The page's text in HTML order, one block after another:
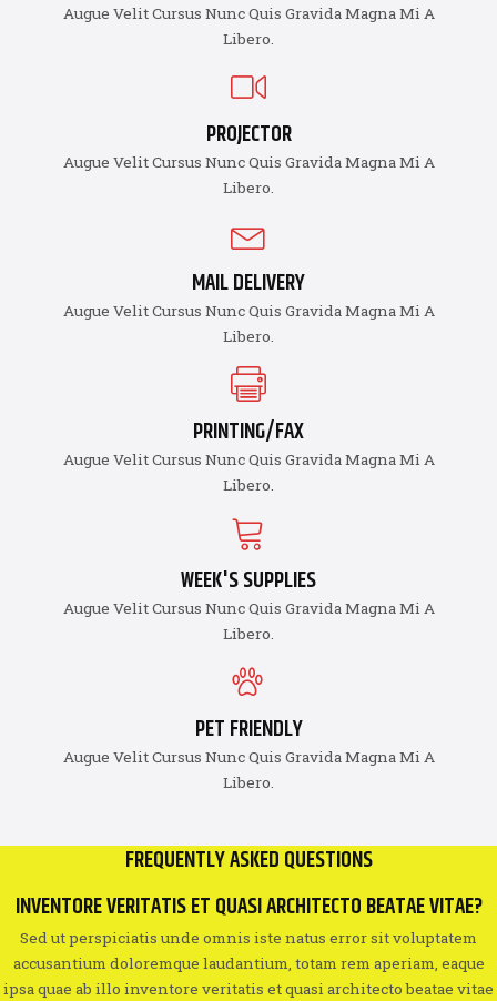
Augue Velit Cursus Nunc Quis Gravida Magna Mi A
Libero.
PROJECTOR
Augue Velit Cursus Nunc Quis Gravida Magna Mi A
Libero.
MAIL DELIVERY
Augue Velit Cursus Nunc Quis Gravida Magna Mi A
Libero.
PRINTING/FAX
Augue Velit Cursus Nunc Quis Gravida Magna Mi A
Libero.
WEEK'S SUPPLIES
Augue Velit Cursus Nunc Quis Gravida Magna Mi A
Libero.
PET FRIENDLY
Augue Velit Cursus Nunc Quis Gravida Magna Mi A
Libero.
FREQUENTLY ASKED QUESTIONS
INVENTORE VERITATIS ET QUASI ARCHITECTO BEATAE VITAE?
Sed ut perspiciatis unde omnis iste natus error sit voluptatem
accusantium doloremque laudantium, totam rem aperiam, eaque
ipsa quae ab illo inventore veritatis et quasi architecto beatae vitae